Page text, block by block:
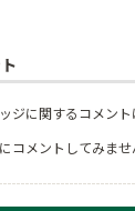
ジに関するコメント
コメントしてみませ